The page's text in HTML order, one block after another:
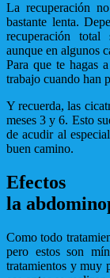
La recuperación
bastante lenta.
recuperación total
aunque en algunos
Para que te hagas
trabajo cuando han
Y recuerda, las
meses 3 y 6. Esto
de acudir al
buen camino.
la
Como todo
pero estos son
tratamientos y muy